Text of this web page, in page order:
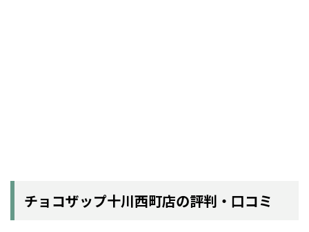
チョコザップ十川西町店の評判・口コミ